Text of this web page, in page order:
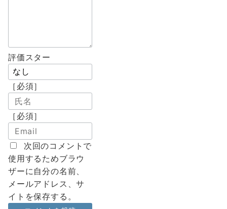
評価スター
［必須］
［必須］
次回のコメントで
使用するためブラウ
ザーに自分の名前、
メールアドレス、サ
イトを保存する。